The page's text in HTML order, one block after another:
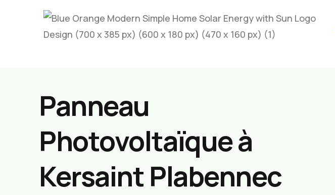
Panneau
Photovoltaïque à
Kersaint Plabennec